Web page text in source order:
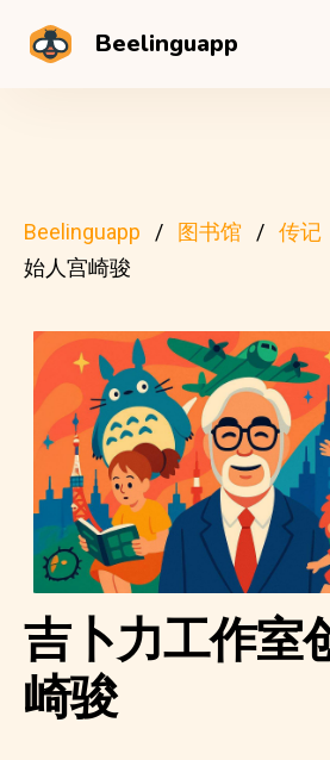
Beelinguapp
Beelinguapp 图书馆 传记
始人宫崎骏
吉卜力工作室
崎骏